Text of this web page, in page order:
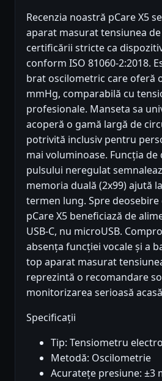
Recenzia noastră pCare X5
aparat masurat tensiunea
certificării stricte ca
conform ISO 81060-2:2018.
brat oscilometric care oferă
mmHg, comparabilă cu
profesionale. Manseta sa
acoperă o gamă largă de
potrivită inclusiv pentru
mai voluminoase. Funcția de
pulsului neregulat
memoria duală (2x99) ajută
termen lung. Spre deosebire
pCare X5 beneficiază de
USB-C, nu microUSB.
absența funcției vocale și a
top aparat masurat
reprezintă o recomandare
monitorizarea serioasă
Specificații
Tip: Tensiometru
Metodă: Oscilometrie
Acuratețe presiune: ±3